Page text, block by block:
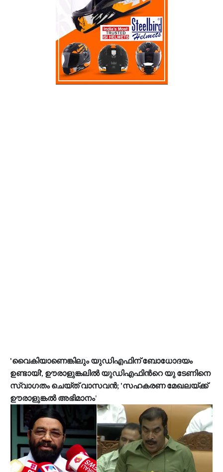
'വൈകിയാണെങ്കിലും യുഡിഎഫിന് ബോധോദയം
ഉണ്ടായി', ഊരാളുങ്കലിൽ യുഡിഎഫിന്‍റെ യു ടേണിനെ
സ്വാഗതം ചെയ്ത് വാസവൻ; 'സഹകരണ മേഖലയ്ക്ക്
ഊരാളുങ്കൽ അഭിമാനം'